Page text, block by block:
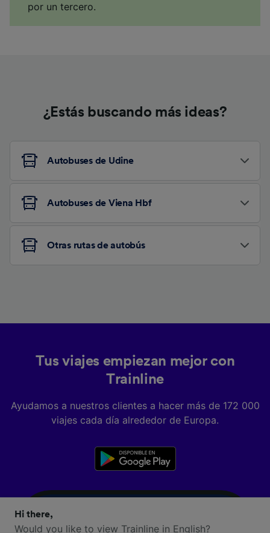
por un tercero.
¿Estás buscando más ideas?
Autobuses de Udine
Autobuses de Viena Hbf
Otras rutas de autobús
Tus viajes empiezan mejor con
Trainline
Ayudamos a nuestros clientes a hacer más de 172 000
viajes cada día alrededor de Europa.
Hi there,
Would you like to view Trainline in English?